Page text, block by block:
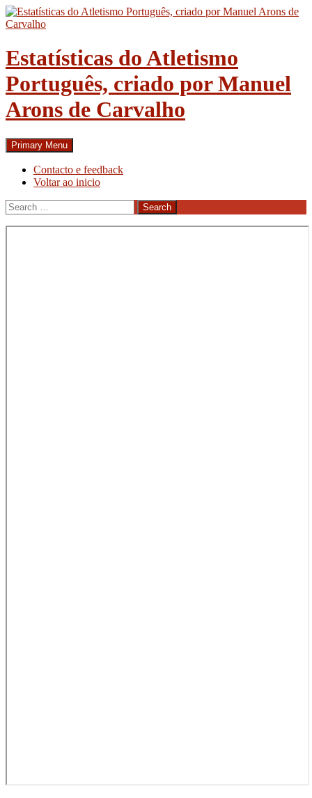
Skip
to
Estatísticas do Atletismo
Português, criado por Manuel
Arons de Carvalho
Search
Primary Menu
Contacto e feedback
Voltar ao inicio
Search
for: